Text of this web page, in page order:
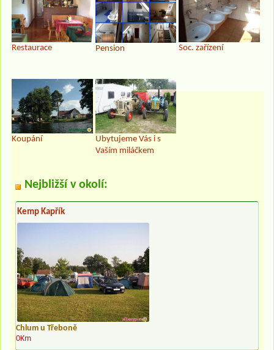
Restaurace Pension Soc. zařízení
Koupání
Ubytujeme Vás i s
Vaším miláčkem
Nejbližší v okolí:
Kemp Kapřík
Chlum u Třeboně
0Km